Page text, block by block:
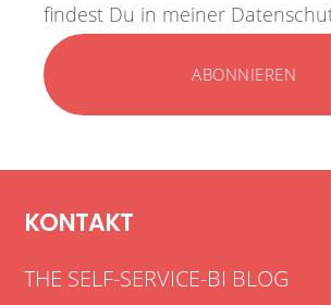
findest Du in meiner
KONTAKT
THE SELF-SERVICE-BI BLOG